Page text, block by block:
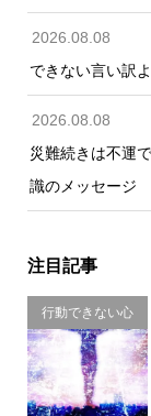
2026.08.08
できない言い訳
2026.08.08
災難続きは不運
識のメッセージ
注目記事
行動できない心
理・思い込み